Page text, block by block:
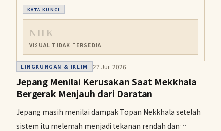
KATA KUNCI
NHK
VISUAL TIDAK TERSEDIA
LINGKUNGAN & IKLIM 27 Jun 2026
Jepang Menilai Kerusakan Saat Mekkhala
Bergerak Menjauh dari Daratan
Jepang masih menilai dampak Topan Mekkhala setelah
sistem itu melemah menjadi tekanan rendah dan